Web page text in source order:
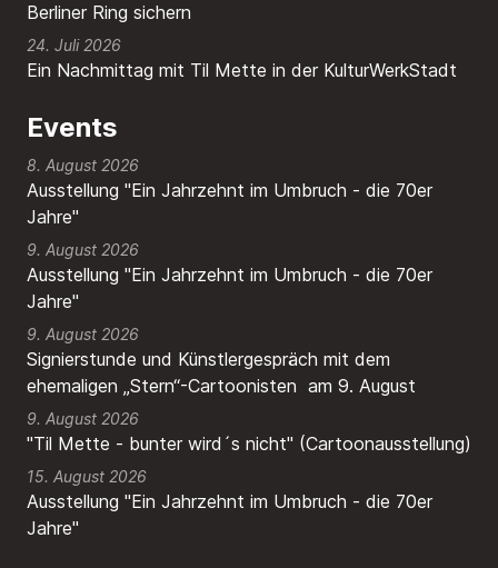
Berliner Ring sichern
Ein Nachmittag mit Til Mette in der KulturWerkStadt
24. Juli 2026
Events
8. August 2026
Ausstellung "Ein Jahrzehnt im Umbruch - die 70er
Jahre"
9. August 2026
Ausstellung "Ein Jahrzehnt im Umbruch - die 70er
Jahre"
9. August 2026
Signierstunde und Künstlergespräch mit dem
ehemaligen „Stern“-Cartoonisten am 9. August
9. August 2026
"Til Mette - bunter wird´s nicht" (Cartoonausstellung)
15. August 2026
Ausstellung "Ein Jahrzehnt im Umbruch - die 70er
Jahre"